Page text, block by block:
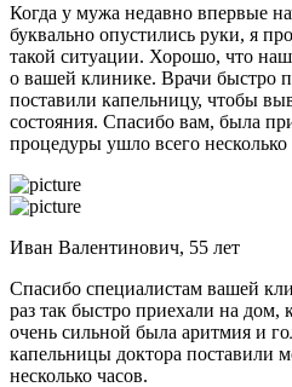
Когда у мужа недавно впервые
буквально опустились руки, я
такой ситуации. Хорошо, что
о вашей клинике. Врачи быстро
поставили капельницу, чтобы
состояния. Спасибо вам, была
процедуры ушло всего несколько
Иван Валентинович, 55 лет
Спасибо специалистам вашей
раз так быстро приехали на дом,
очень сильной была аритмия и
капельницы доктора поставили
несколько часов.